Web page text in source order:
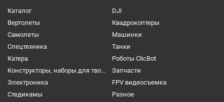
Каталог
DJI
Вертолеты
Квадрокоптеры
Самолеты
Машинки
Спецтехника
Танки
Катера
Роботы ClicBot
Конструкторы, наборы для творчества и настольные игры
Запчасти
Электроника
FPV видеосъемка
Cтедикамы
Разное